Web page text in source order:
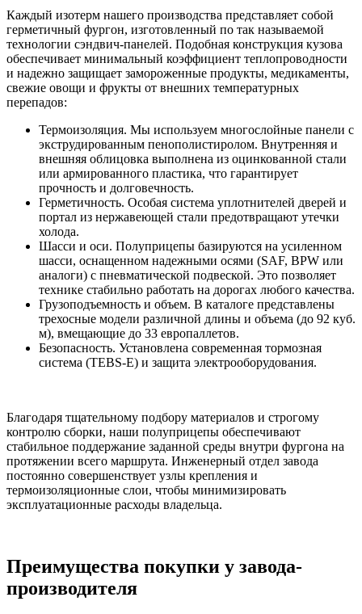
Каждый изотерм нашего производства представляет собой
герметичный фургон, изготовленный по так называемой
технологии сэндвич-панелей. Подобная конструкция кузова
обеспечивает минимальный коэффициент теплопроводности
и надежно защищает замороженные продукты, медикаменты,
свежие овощи и фрукты от внешних температурных
перепадов:
Термоизоляция. Мы используем многослойные панели с
экструдированным пенополистиролом. Внутренняя и
внешняя облицовка выполнена из оцинкованной стали
или армированного пластика, что гарантирует
прочность и долговечность.
Герметичность. Особая система уплотнителей дверей и
портал из нержавеющей стали предотвращают утечки
холода.
Шасси и оси. Полуприцепы базируются на усиленном
шасси, оснащенном надежными осями (SAF, BPW или
аналоги) с пневматической подвеской. Это позволяет
технике стабильно работать на дорогах любого качества.
Грузоподъемность и объем. В каталоге представлены
трехосные модели различной длины и объема (до 92 куб.
м), вмещающие до 33 европаллетов.
Безопасность. Установлена современная тормозная
система (TEBS-E) и защита электрооборудования.
Благодаря тщательному подбору материалов и строгому
контролю сборки, наши полуприцепы обеспечивают
стабильное поддержание заданной среды внутри фургона на
протяжении всего маршрута. Инженерный отдел завода
постоянно совершенствует узлы крепления и
термоизоляционные слои, чтобы минимизировать
эксплуатационные расходы владельца.
Преимущества покупки у завода-
производителя